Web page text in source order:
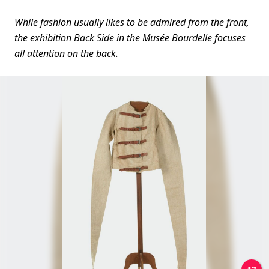
While fashion usually likes to be admired from the front,
the exhibition Back Side in the Musée Bourdelle focuses
all attention on the back.